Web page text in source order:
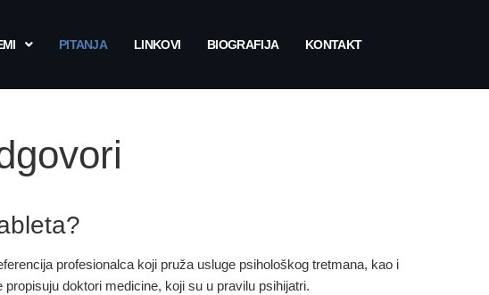
PITANJA LINKOVI BIOGRAFIJA KONTAKT
profesionalca koji pruža usluge psihološkog tretmana, kao i
doktori medicine, koji su u pravilu psihijatri.